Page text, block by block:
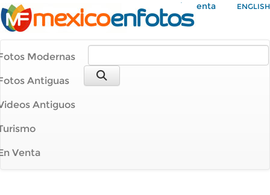
Mi Cuenta ENGLISH
Modernas
Antiguas
Antiguos
Venta